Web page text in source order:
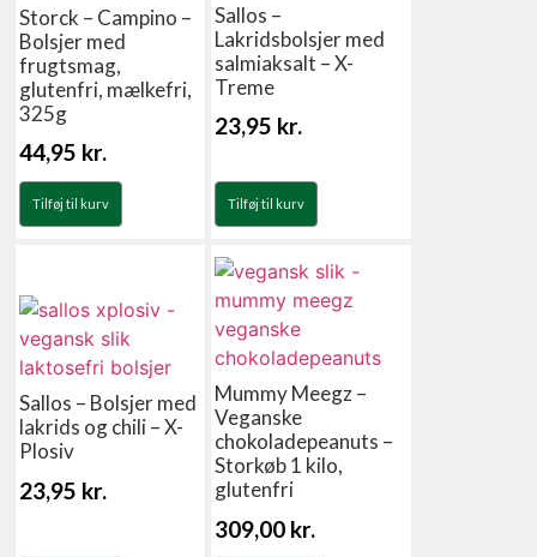
Storck – Campino –
Bolsjer med
frugtsmag,
glutenfri, mælkefri,
325g
44,95 kr.
Tilføj til kurv
Sallos –
Lakridsbolsjer med
salmiaksalt – X-
Treme
23,95 kr.
Tilføj til kurv
Sallos – Bolsjer med
lakrids og chili – X-
Plosiv
23,95 kr.
Mummy Meegz –
Veganske
chokoladepeanuts –
Storkøb 1 kilo,
glutenfri
309,00 kr.